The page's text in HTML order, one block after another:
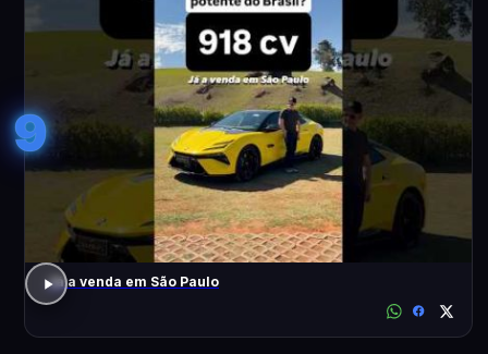
9
Já a venda em São Paulo